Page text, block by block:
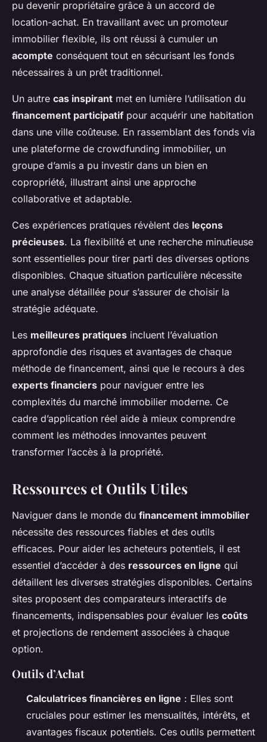
pu devenir propriétaire grâce à un accord de
location-achat. En travaillant avec un promoteur
immobilier flexible, ils ont réussi à cumuler un
acompte conséquent tout en sécurisant les fonds
nécessaires à un prêt traditionnel.
Un autre cas inspirant met en lumière l’utilisation du
financement participatif pour acquérir une habitation
dans une ville coûteuse. En rassemblant des fonds via
une plateforme de crowdfunding immobilier, un
groupe d’amis a pu investir dans un bien en
copropriété, illustrant ainsi une approche
collaborative et adaptable.
Ces expériences pratiques révèlent des leçons
précieuses. La flexibilité et une recherche minutieuse
sont essentielles pour tirer parti des diverses options
disponibles. Chaque situation particulière nécessite
une analyse détaillée pour s’assurer de choisir la
stratégie adéquate.
Les meilleures pratiques incluent l’évaluation
approfondie des risques et avantages de chaque
méthode de financement, ainsi que le recours à des
experts financiers pour naviguer entre les
complexités du marché immobilier moderne. Ce
cadre d’application réel aide à mieux comprendre
comment les méthodes innovantes peuvent
transformer l’accès à la propriété.
Ressources et Outils Utiles
Naviguer dans le monde du financement immobilier
nécessite des ressources fiables et des outils
efficaces. Pour aider les acheteurs potentiels, il est
essentiel d’accéder à des ressources en ligne qui
détaillent les diverses stratégies disponibles. Certains
sites proposent des comparateurs interactifs de
financements, indispensables pour évaluer les coûts
et projections de rendement associées à chaque
option.
Outils d’Achat
Calculatrices financières en ligne : Elles sont
cruciales pour estimer les mensualités, intérêts, et
avantages fiscaux potentiels. Ces outils permettent